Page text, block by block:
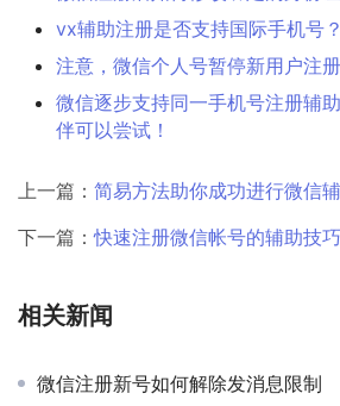
vx辅助注册是否支持国际手机号？
注意，微信个人号暂停新用户注册
微信逐步支持同一手机号注册辅
伴可以尝试！
上一篇： 简易方法助你成功进行微信
下一篇：快速注册微信帐号的辅助技
相关新闻
微信注册新号如何解除发消息限制